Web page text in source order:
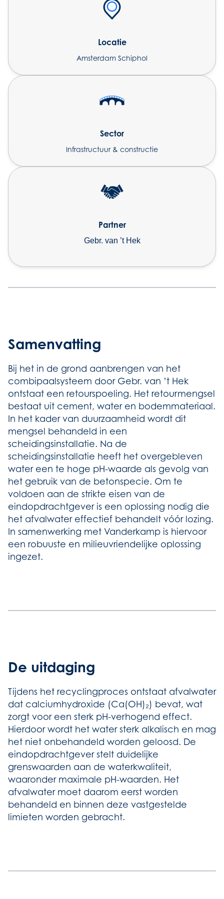
Locatie
Amsterdam Schiphol
Sector
Infrastructuur & constructie
Partner
Gebr. van ’t Hek
Samenvatting
Bij het in de grond aanbrengen van het
combipaalsysteem door Gebr. van ’t Hek
ontstaat een retourspoeling. Het retourmengsel
bestaat uit cement, water en bodemmateriaal.
In het kader van duurzaamheid wordt dit
mengsel behandeld in een
scheidingsinstallatie. Na de
scheidingsinstallatie heeft het overgebleven
water een te hoge pH-waarde als gevolg van
het gebruik van de betonspecie. Om te
voldoen aan de strikte eisen van de
eindopdrachtgever is een oplossing nodig die
het afvalwater effectief behandelt vóór lozing.
In samenwerking met Vanderkamp is hiervoor
een robuuste en milieuvriendelijke oplossing
ingezet.
De uitdaging
Tijdens het recyclingproces ontstaat afvalwater
dat calciumhydroxide (Ca(OH)₂) bevat, wat
zorgt voor een sterk pH-verhogend effect.
Hierdoor wordt het water sterk alkalisch en mag
het niet onbehandeld worden geloosd. De
eindopdrachtgever stelt duidelijke
grenswaarden aan de waterkwaliteit,
waaronder maximale pH-waarden. Het
afvalwater moet daarom eerst worden
behandeld en binnen deze vastgestelde
limieten worden gebracht.